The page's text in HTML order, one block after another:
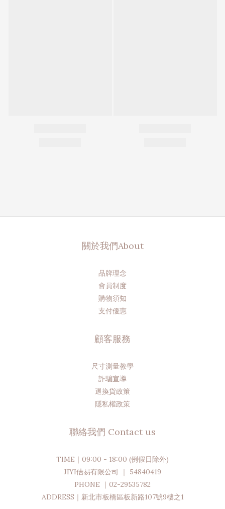
關於我們About
品牌理念
會員制度
購物須知
支付優惠
顧客服務
尺寸測量教學
詐騙宣導
退換貨政策
隱私權政策
聯絡我們 Contact us
TIME｜09:00 - 18:00 (例假日除外)
JIYI佶易有限公司 ｜ 54840419
PHONE ｜02-29535782
ADDRESS｜新北市板橋區板新路107號9樓之1